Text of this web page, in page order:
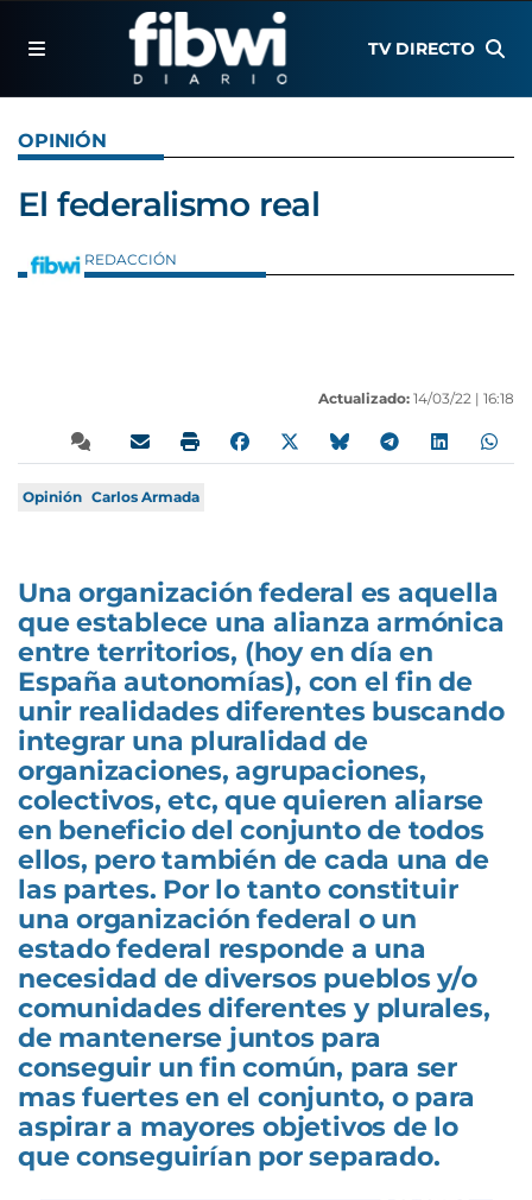
TV DIRECTO
OPINIÓN
El federalismo real
REDACCIÓN
Actualizado: 14/03/22 | 16:18
Opinión Carlos Armada
Una organización federal es aquella
que establece una alianza armónica
entre territorios, (hoy en día en
España autonomías), con el fin de
unir realidades diferentes buscando
integrar una pluralidad de
organizaciones, agrupaciones,
colectivos, etc, que quieren aliarse
en beneficio del conjunto de todos
ellos, pero también de cada una de
las partes. Por lo tanto constituir
una organización federal o un
estado federal responde a una
necesidad de diversos pueblos y/o
comunidades diferentes y plurales,
de mantenerse juntos para
conseguir un fin común, para ser
mas fuertes en el conjunto, o para
aspirar a mayores objetivos de lo
que conseguirían por separado.